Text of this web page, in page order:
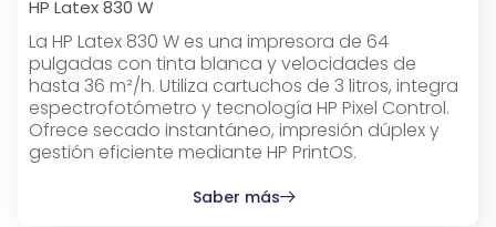
HP Latex 830 W
La HP Latex 830 W es una impresora de 64
pulgadas con tinta blanca y velocidades de
hasta 36 m²/h. Utiliza cartuchos de 3 litros, integra
espectrofotómetro y tecnología HP Pixel Control.
Ofrece secado instantáneo, impresión dúplex y
gestión eficiente mediante HP PrintOS.
Saber más